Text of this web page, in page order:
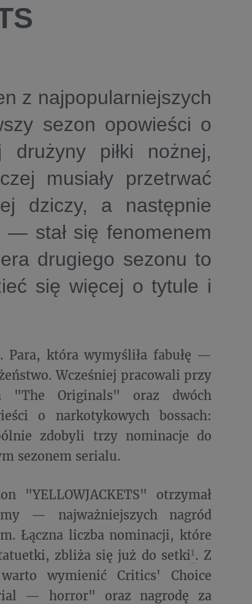
z najpopularniejszych
sezon opowieści o
drużyny piłki nożnej,
musiały przetrwać
dziczy, a następnie
— stał się fenomenem
drugiego sezonu to
się więcej o tytule i
która wymyśliła fabułę —
Wcześniej pracowali przy
"The Originals" oraz dwóch
o narkotykowych bossach:
zdobyli trzy nominacje do
sezonem serialu.
"YELLOWJACKETS" otrzymał
— najważniejszych nagród
Łączna liczba nominacji, które
zbliża się już do setki1. Z
wymienić Critics' Choice
— horror" oraz nagrodę za